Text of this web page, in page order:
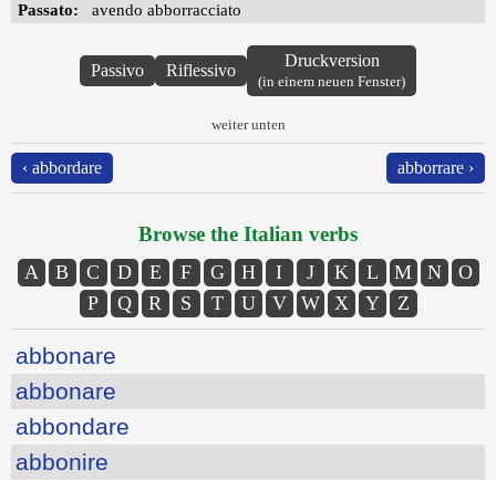
Passato: avendo abborracciato
Passivo Riflessivo
Druckversion
(in einem neuen Fenster)
weiter unten
‹ abbordare abborrare ›
Browse the Italian verbs
A B C D E F G H I J K L M N
O
P
Q R S T U V W X Y Z
abbonare
abbonare
abbondare
abbonire